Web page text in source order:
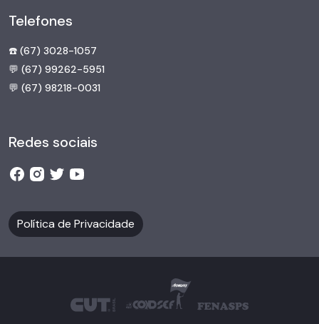
Telefones
☎️ (67) 3028-1057
💬 (67) 99262-5951
💬 (67) 98218-0031
Redes sociais
Política de Privacidade